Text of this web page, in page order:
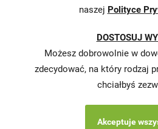
Karty
naszej Polityce
DOSTOSUJ
Możesz dobrowolnie w
zdecydować, na który rodzaj
chciałbyś
Akceptuje